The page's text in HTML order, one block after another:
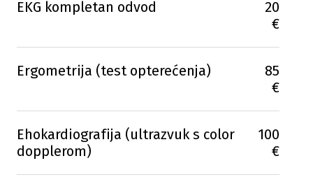
EKG kompletan odvod
20
€
Ergometrija (test opterećenja)
85
€
Ehokardiografija (ultrazvuk s color
dopplerom)
100
€